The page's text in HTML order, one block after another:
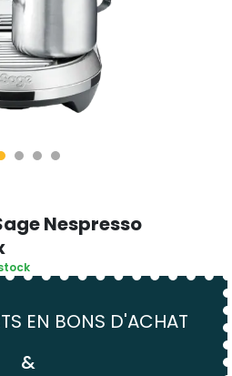
Nespresso
EN BONS D'ACHAT
&